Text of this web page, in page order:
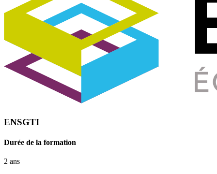
ENSGTI
Durée de la formation
2 ans